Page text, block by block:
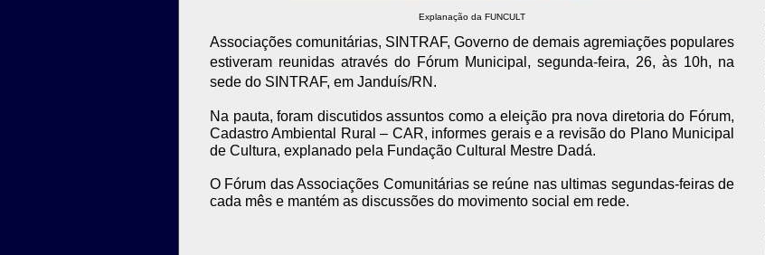
Explanação da FUNCULT
Associações comunitárias, SINTRAF, Governo de demais agremiações populares
estiveram reunidas através do Fórum Municipal, segunda-feira, 26, às 10h, na
sede do SINTRAF, em Janduís/RN.
Na pauta, foram discutidos assuntos como a eleição pra nova diretoria do Fórum,
Cadastro Ambiental Rural – CAR, informes gerais e a revisão do Plano Municipal
de Cultura, explanado pela Fundação Cultural Mestre Dadá.
O Fórum das Associações Comunitárias se reúne nas ultimas segundas-feiras de
cada mês e mantém as discussões do movimento social em rede.